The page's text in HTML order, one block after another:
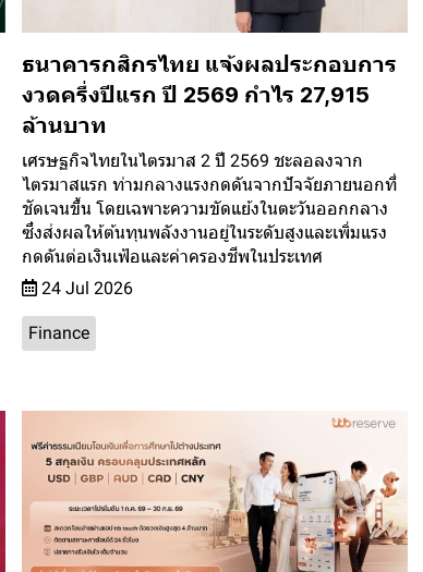
ธนาคารกสิกรไทย แจ้งผลประกอบการ
งวดครึ่งปีแรก ปี 2569 กำไร 27,915
ล้านบาท
เศรษฐกิจไทยในไตรมาส 2 ปี 2569 ชะลอลงจาก
ไตรมาสแรก ท่ามกลางแรงกดดันจากปัจจัยภายนอกที่
ชัดเจนขึ้น โดยเฉพาะความขัดแย้งในตะวันออกกลาง
ซึ่งส่งผลให้ต้นทุนพลังงานอยู่ในระดับสูงและเพิ่มแรง
กดดันต่อเงินเฟ้อและค่าครองชีพในประเทศ
24 Jul 2026
Finance